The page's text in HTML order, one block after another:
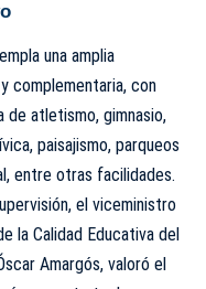
una amplia
complementaria, con
de atletismo, gimnasio,
paisajismo, parqueos
entre otras facilidades.
el viceministro
la Calidad Educativa del
Amargós, valoró el